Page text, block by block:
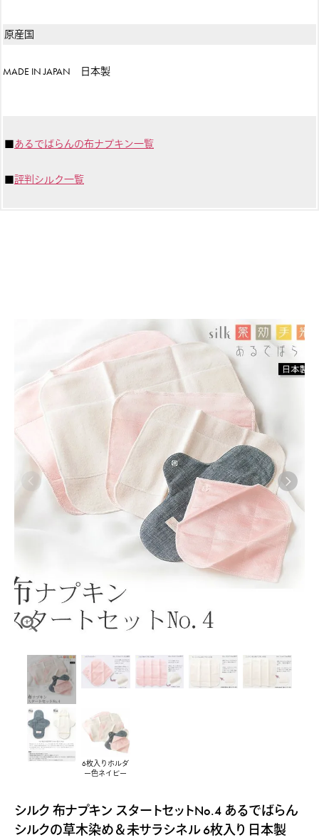
原産国
MADE IN JAPAN 日本製
■あるでばらんの布ナプキン一覧
■評判シルク一覧
6枚入りホルダ
ー色ネイビー
シルク 布ナプキン スタートセットNo.4 あるでばらん
シルクの草木染め＆未サラシネル 6枚入り 日本製